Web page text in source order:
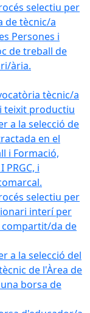
selectiu per
de tècnic/a
Persones i
de treball de
ària.
tècnic/a
teixit productiu
a la selecció de
en el
i Formació,
PRGC, i
selectiu per
interí per
da de
a la selecció del
de l'Àrea de
borsa de